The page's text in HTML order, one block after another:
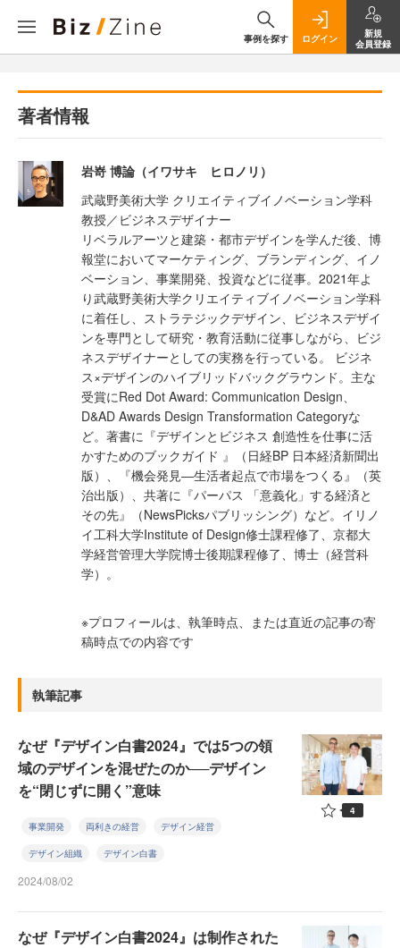
事例を探す ログイン
新規
会員登録
著者情報
岩嵜 博論（イワサキ ヒロノリ）
武蔵野美術大学 クリエイティブイノベーション学科
教授／ビジネスデザイナー
リベラルアーツと建築・都市デザインを学んだ後、博
報堂においてマーケティング、ブランディング、イノ
ベーション、事業開発、投資などに従事。2021年よ
り武蔵野美術大学クリエイティブイノベーション学科
に着任し、ストラテジックデザイン、ビジネスデザイ
ンを専門として研究・教育活動に従事しながら、ビジ
ネスデザイナーとしての実務を行っている。 ビジネ
ス×デザインのハイブリッドバックグラウンド。主な
受賞にRed Dot Award: Communication Design、
D&AD Awards Design Transformation Categoryな
ど。著書に『デザインとビジネス 創造性を仕事に活
かすためのブックガイド 』（日経BP 日本経済新聞出
版）、『機会発見―生活者起点で市場をつくる』（英
治出版）、共著に『パーパス 「意義化」する経済と
その先』（NewsPicksパブリッシング）など。イリノ
イ工科大学Institute of Design修士課程修了、京都大
学経営管理大学院博士後期課程修了、博士（経営科
学）。
※プロフィールは、執筆時点、または直近の記事の寄
稿時点での内容です
執筆記事
なぜ『デザイン白書2024』では5つの領
域のデザインを混ぜたのか──デザイン
を“閉じずに開く”意味
事業開発 両利きの経営 デザイン経営
デザイン組織 デザイン白書
2024/08/02
4
なぜ『デザイン白書2024』は制作された